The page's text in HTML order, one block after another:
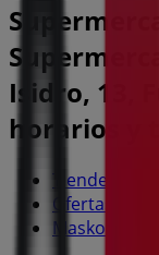
Isidro, 13,
horarios y
Tiendeo en
Ofertas de
Maskom